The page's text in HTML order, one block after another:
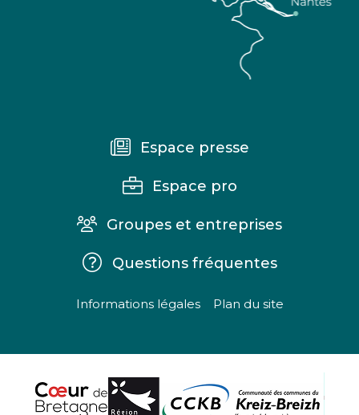
Espace presse
Espace pro
Groupes et entreprises
Questions fréquentes
Informations légales Plan du site